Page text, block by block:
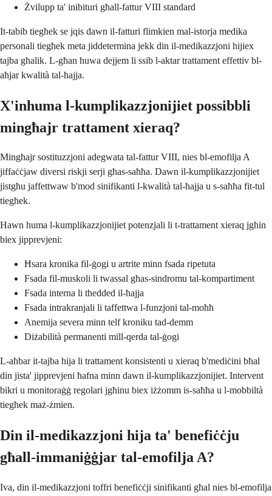
Żvilupp ta' inibituri għall-fattur VIII standard
It-tabib tiegħek se jqis dawn il-fatturi flimkien mal-istorja medika
personali tiegħek meta jiddetermina jekk din il-medikazzjoni hijiex
tajba għalik. L-għan huwa dejjem li ssib l-aktar trattament effettiv bl-
aħjar kwalità tal-ħajja.
X'inhuma l-kumplikazzjonijiet possibbli
mingħajr trattament xieraq?
Mingħajr sostituzzjoni adegwata tal-fattur VIII, nies bl-emofilja A
jiffaċċjaw diversi riskji serji għas-saħħa. Dawn il-kumplikazzjonijiet
jistgħu jaffettwaw b'mod sinifikanti l-kwalità tal-ħajja u s-saħħa fit-tul
tiegħek.
Hawn huma l-kumplikazzjonijiet potenzjali li t-trattament xieraq jgħin
biex jipprevjeni:
Ħsara kronika fil-ġogi u artrite minn fsada ripetuta
Fsada fil-muskoli li twassal għas-sindromu tal-kompartiment
Fsada interna li thedded il-ħajja
Fsada intrakranjali li taffettwa l-funzjoni tal-moħħ
Anemija severa minn telf kroniku tad-demm
Diżabilità permanenti mill-qerda tal-ġogi
L-aħbar it-tajba hija li trattament konsistenti u xieraq b'mediċini bħal
din jista' jipprevjeni ħafna minn dawn il-kumplikazzjonijiet. Intervent
bikri u monitoraġġ regolari jgħinu biex iżżomm is-saħħa u l-mobbiltà
tiegħek maż-żmien.
Din il-medikazzjoni hija ta' benefiċċju
għall-immaniġġjar tal-emofilja A?
Iva, din il-medikazzjoni toffri benefiċċji sinifikanti għal nies bl-emofilja